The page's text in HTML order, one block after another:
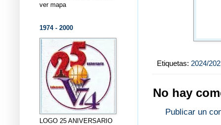
Etiquetas: 2024/
No hay
Publicar un
ver mapa
1974 - 2000
LOGO 25 ANIVERSARIO